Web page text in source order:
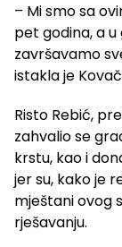
– Mi smo sa
pet godina, a
završavamo
istakla je
Risto Rebić,
zahvalio se
krstu, kao i
jer su, kako je
mještani ovog
rješavanju.